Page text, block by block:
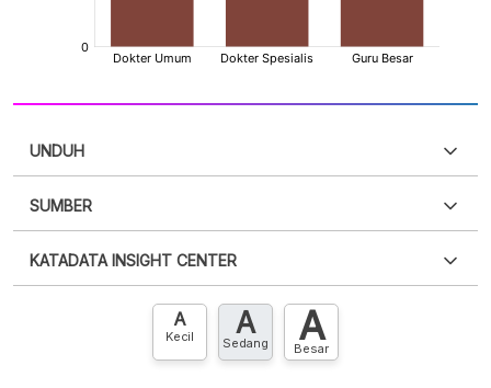
UNDUH
XLS
SUMBER
punya akun?Silakan Daftar sekarang
KATADATA INSIGHT CENTER
Hubungi sekarang »
A
Kecil A
Sedang A
Besar